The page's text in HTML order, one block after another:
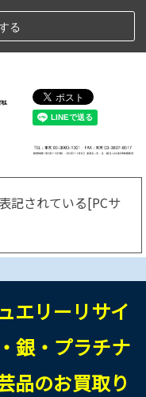
る
記されている[PCサ
エリーリサイ
銀・プラチナ
品のお買取り